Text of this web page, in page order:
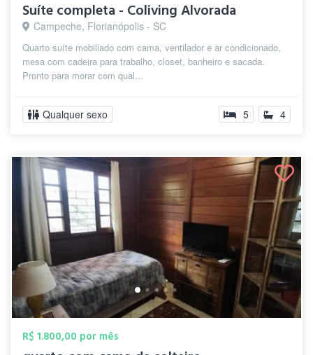
Suíte completa - Coliving Alvorada
Campeche, Florianópolis - SC
Quarto suíte mobiliado com cama, ventilador e ar condicionado,
mesa com cadeira para trabalho, closet, banheiro e sacada.
Pronto para morar com qual...
Qualquer sexo 5 4
R$ 1.800,00 por mês